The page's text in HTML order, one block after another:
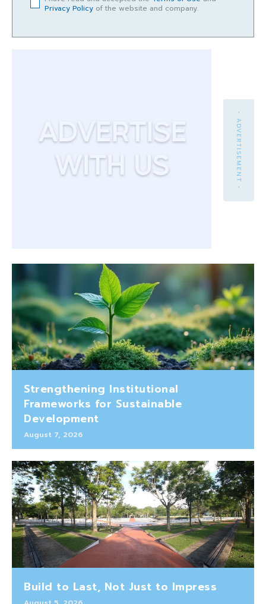
Privacy Policy of the website and company.
- ADVERTISEMENT -
Strengthening Institutional
Frameworks for Sustainable
Development
August 7, 2026
Build to Last, Not Just to Impress